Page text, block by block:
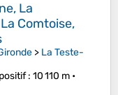
La
Comtoise,
> La Teste-
: 10 110 m •